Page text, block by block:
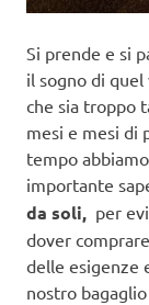
Si prende e si
il sogno di
che sia troppo
mesi e mesi di
tempo
importante
da soli, per
dover
delle esigenze
nostro